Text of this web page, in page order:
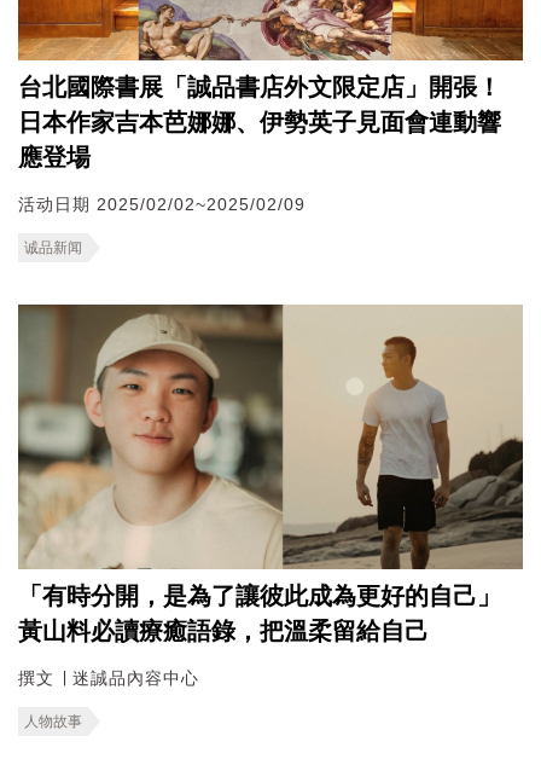
台北國際書展「誠品書店外文限定店」開張！
日本作家吉本芭娜娜、伊勢英子見面會連動響
應登場
活动日期 2025/02/02~2025/02/09
诚品新闻
「有時分開，是為了讓彼此成為更好的自己」
黃山料必讀療癒語錄，把溫柔留給自己
撰文 ∣ 迷誠品內容中心
人物故事